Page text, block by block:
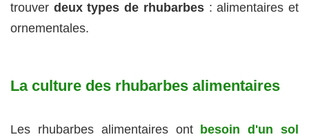
trouver deux types de rhubarbes: alimentaires et
ornementales.
La culture des rhubarbes alimentaires
Les rhubarbes alimentaires ont besoin d'un sol